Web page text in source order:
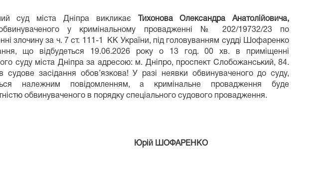
суд міста Дніпра викликає
Тихонова Олександра Анатолійовича,
у кримінальному провадженні № 202/19732/23 по
злочину за ч. 7 ст. 111-1 КК України, під головуванням судді Шофаренко
що відбудеться 19.06.2026 року о 13 год. 00 хв. в приміщенні
суду міста Дніпра за адресою: м. Дніпро, проспект Слобожанський, 84.
судове засідання обов’язкова! У разі неявки обвинуваченого до суду,
належним повідомленням, а кримінальне провадження буде
обвинуваченого в порядку спеціального судового провадження.
ШОФАРЕНКО